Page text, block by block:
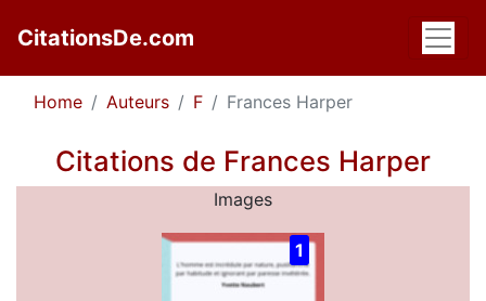
CitationsDe.com
Home Auteurs F Frances Harper
Citations de Frances Harper
Images
1